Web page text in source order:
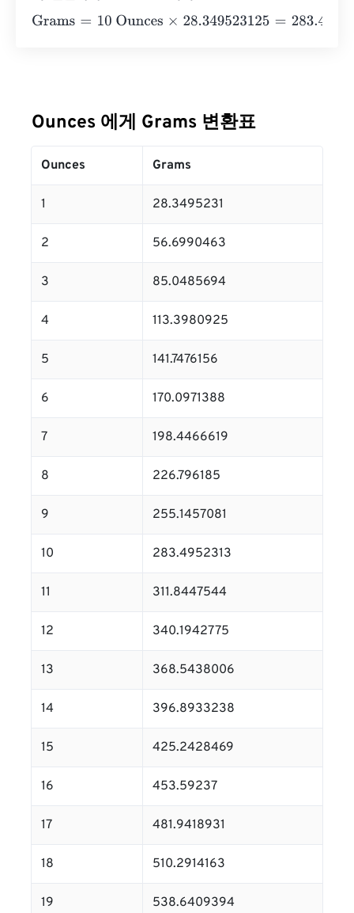
Grams= 10 Ounces×28.349523125=283.4952313
Ounces 에게 Grams 변환표
Ounces Grams
1 28.3495231
2 56.6990463
3 85.0485694
4 113.3980925
5 141.7476156
6 170.0971388
7 198.4466619
8 226.796185
9 255.1457081
10 283.4952313
11 311.8447544
12 340.1942775
13 368.5438006
14 396.8933238
15 425.2428469
16 453.59237
17 481.9418931
18 510.2914163
19 538.6409394